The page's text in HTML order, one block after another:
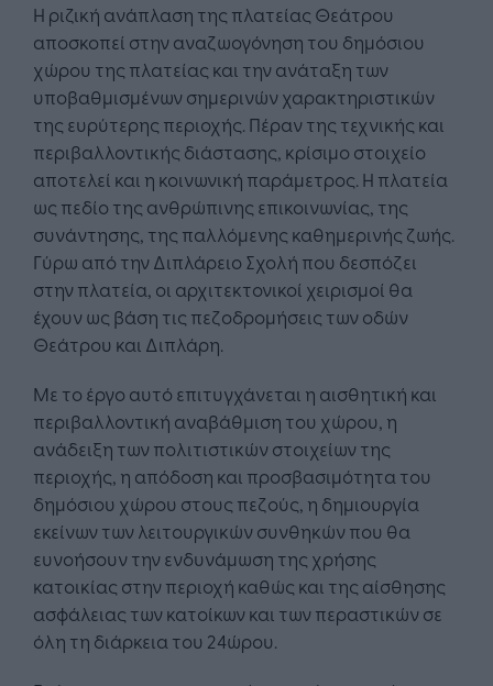
Η ριζική ανάπλαση της πλατείας Θεάτρου
αποσκοπεί στην αναζωογόνηση του δημόσιου
χώρου της πλατείας και την ανάταξη των
υποβαθμισμένων σημερινών χαρακτηριστικών
της ευρύτερης περιοχής. Πέραν της τεχνικής και
περιβαλλοντικής διάστασης, κρίσιμο στοιχείο
αποτελεί και η κοινωνική παράμετρος. Η πλατεία
ως πεδίο της ανθρώπινης επικοινωνίας, της
συνάντησης, της παλλόμενης καθημερινής ζωής.
Γύρω από την Διπλάρειο Σχολή που δεσπόζει
στην πλατεία, οι αρχιτεκτονικοί χειρισμοί θα
έχουν ως βάση τις πεζοδρομήσεις των οδών
Θεάτρου και Διπλάρη.
Με το έργο αυτό επιτυγχάνεται η αισθητική και
περιβαλλοντική αναβάθμιση του χώρου, η
ανάδειξη των πολιτιστικών στοιχείων της
περιοχής, η απόδοση και προσβασιμότητα του
δημόσιου χώρου στους πεζούς, η δημιουργία
εκείνων των λειτουργικών συνθηκών που θα
ευνοήσουν την ενδυνάμωση της χρήσης
κατοικίας στην περιοχή καθώς και της αίσθησης
ασφάλειας των κατοίκων και των περαστικών σε
όλη τη διάρκεια του 24ώρου.